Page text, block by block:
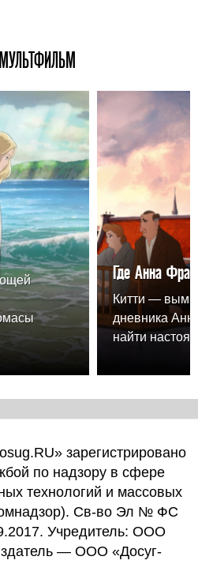
Где Анна
Китти —
дневника
найти
зарегистрировано
по надзору в сфере
технологий и массовых
Св-во Эл № ФС
Учредитель: ООО
— ООО «Досуг-